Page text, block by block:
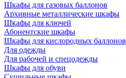
Шкафы для газовых баллонов
Архивные металлические шкафы
Шкафы для ключей
Абонентские шкафы
Шкафы для кислородных баллонов
Для одежды
Для рабочей и спецодежды
Шкафы для обуви